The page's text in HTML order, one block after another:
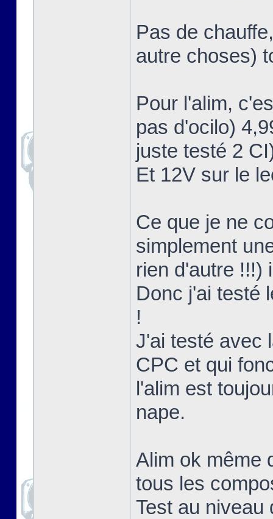
Pas de
autre choses)
Pour l'alim,
pas d'ocilo)
juste testé 2
Et 12V sur le
Ce que je ne
simplement
rien d'autre !!!)
Donc j'ai testé
!
J'ai testé avec
CPC et qui
l'alim est
nape.
Alim ok même
tous les
Test au niveau